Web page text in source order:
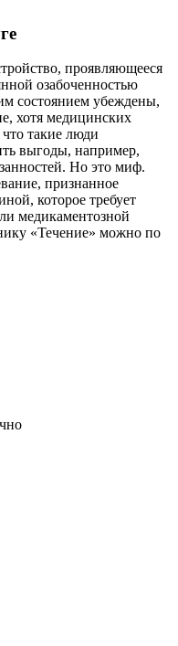
проявляющееся
озабоченностью
состоянием убеждены,
хотя медицинских
что такие люди
выгоды, например,
Но это миф.
признанное
которое требует
медикаментозной
«Течение» можно по